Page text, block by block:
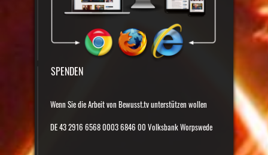
SPENDEN
Wenn Sie die Arbeit von Bewusst.tv unterstützen wollen
DE 43 2916 6568 0003 6846 00 Volksbank Worpswede